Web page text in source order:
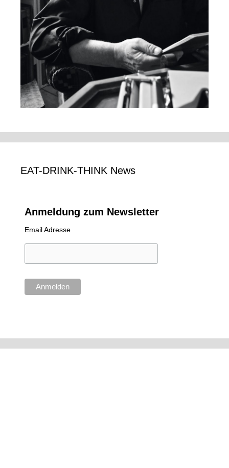
EAT-DRINK-THINK News
Anmeldung zum Newsletter
Email Adresse